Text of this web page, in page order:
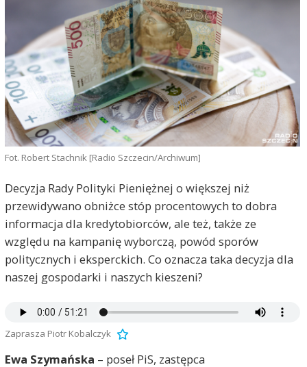
Fot. Robert Stachnik [Radio Szczecin/Archiwum]
Decyzja Rady Polityki Pieniężnej o większej niż
przewidywano obniżce stóp procentowych to dobra
informacja dla kredytobiorców, ale też, także ze
względu na kampanię wyborczą, powód sporów
politycznych i eksperckich. Co oznacza taka decyzja dla
naszej gospodarki i naszych kieszeni?
Zaprasza Piotr Kobalczyk
Ewa Szymańska – poseł PiS, zastępca